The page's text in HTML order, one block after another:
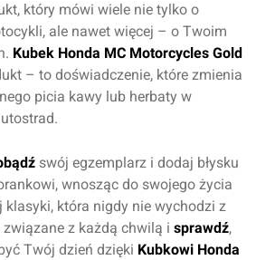
który mówi wiele nie tylko o
ale nawet więcej – o Twoim
Kubek Honda MC Motorcycles Gold
– to doświadczenie, które zmienia
picia kawy lub herbaty w
swój egzemplarz i dodaj błysku
wnosząc do swojego życia
klasyki, która nigdy nie wychodzi z
z każdą chwilą i sprawdź,
Twój dzień dzięki Kubkowi Honda